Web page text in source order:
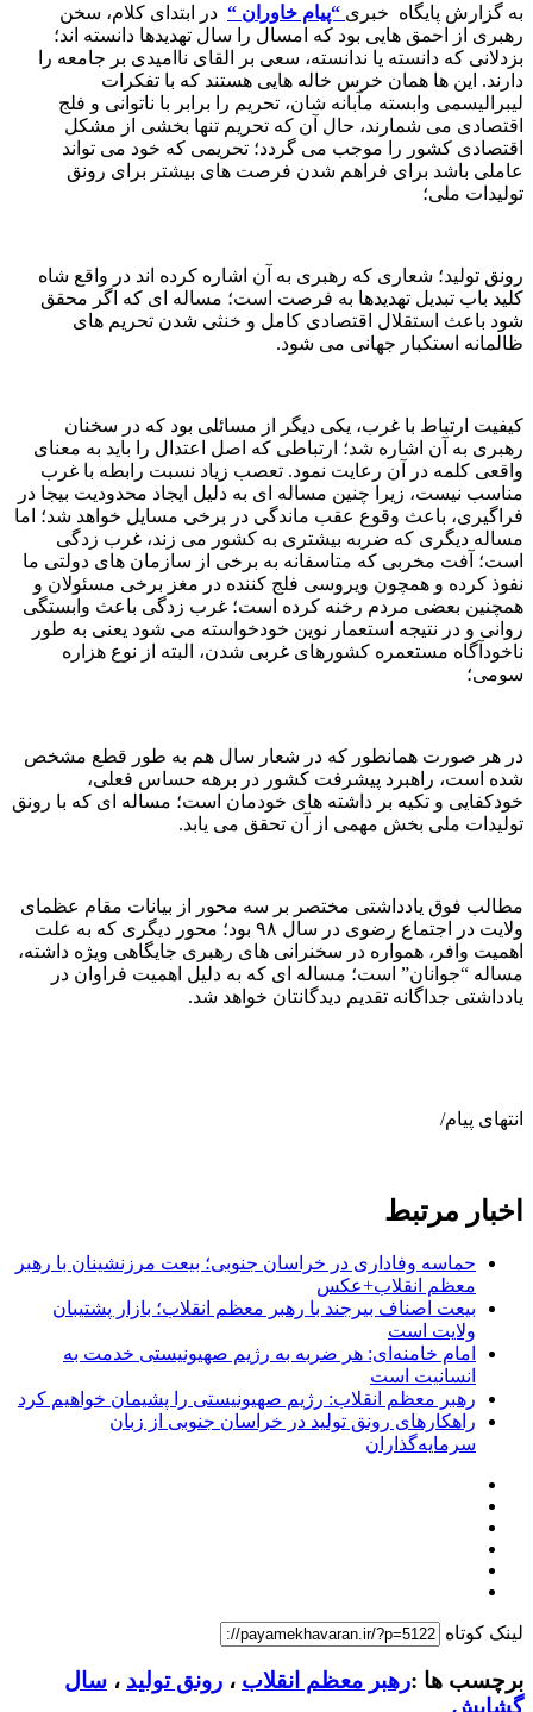
به گزارش پایگاه خبری “پیام خاوران “ در ابتدای کلام، سخن
رهبری از احمق هایی بود که امسال را سال تهدیدها دانسته اند؛
بزدلانی که دانسته یا ندانسته، سعی بر القای ناامیدی بر جامعه را
دارند. این ها همان خرس خاله هایی هستند که با تفکرات
لیبرالیسمی وابسته مآبانه شان، تحریم را برابر با ناتوانی و فلج
اقتصادی می شمارند، حال آن که تحریم تنها بخشی از مشکل
اقتصادی کشور را موجب می گردد؛ تحریمی که خود می تواند
عاملی باشد برای فراهم شدن فرصت های بیشتر برای رونق
تولیدات ملی؛
رونق تولید؛ شعاری که رهبری به آن اشاره کرده اند در واقع شاه
کلید باب تبدیل تهدیدها به فرصت است؛ مساله ای که اگر محقق
شود باعث استقلال اقتصادی کامل و خنثی شدن تحریم های
ظالمانه استکبار جهانی می شود.
کیفیت ارتباط با غرب، یکی دیگر از مسائلی بود که در سخنان
رهبری به آن اشاره شد؛ ارتباطی که اصل اعتدال را باید به معنای
واقعی کلمه در آن رعایت نمود. تعصب زیاد نسبت رابطه با غرب
مناسب نیست، زیرا چنین مساله ای به دلیل ایجاد محدودیت بیجا در
فراگیری، باعث وقوع عقب ماندگی در برخی مسایل خواهد شد؛ اما
مساله دیگری که ضربه بیشتری به کشور می زند، غرب زدگی
است؛ آفت مخربی که متاسفانه به برخی از سازمان های دولتی ما
نفوذ کرده و همچون ویروسی فلج کننده در مغز برخی مسئولان و
همچنین بعضی مردم رخنه کرده است؛ غرب زدگی باعث وابستگی
روانی و در نتیجه استعمار نوین خودخواسته می شود یعنی به طور
ناخودآگاه مستعمره کشورهای غربی شدن، البته از نوع هزاره
سومی؛
در هر صورت همانطور که در شعار سال هم به طور قطع مشخص
شده است، راهبرد پیشرفت کشور در برهه حساس فعلی،
خودکفایی و تکیه بر داشته های خودمان است؛ مساله ای که با رونق
تولیدات ملی بخش مهمی از آن تحقق می یابد.
مطالب فوق یادداشتی مختصر بر سه محور از بیانات مقام عظمای
ولایت در اجتماع رضوی در سال ۹۸ بود؛ محور دیگری که به علت
اهمیت وافر، همواره در سخنرانی های رهبری جایگاهی ویژه داشته،
مساله “جوانان” است؛ مساله ای که به دلیل اهمیت فراوان در
یادداشتی جداگانه تقدیم دیدگانتان خواهد شد.
انتهای پیام/
اخبار مرتبط
حماسه وفاداری در خراسان جنوبی؛ بیعت مرزنشینان با رهبر
معظم انقلاب+عکس
بیعت اصناف بیرجند با رهبر معظم انقلاب؛ بازار پشتیبان
ولایت است
امام خامنه‌ای: هر ضربه به رژیم صهیونیستی خدمت به
انسانیت است
رهبر معظم انقلاب: رژیم صهیونیستی را پشیمان خواهیم کرد
راهکارهای رونق تولید در خراسان جنوبی از زبان
سرمایه‌گذاران
لینک کوتاه
برچسب ها :رهبر معظم انقلاب ، رونق تولید ، سال